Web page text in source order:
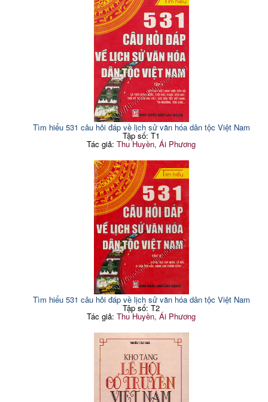
Tìm hiểu 531 câu hỏi đáp về lịch sử văn hóa dân tộc Việt Nam
Tập số: T1
Tác giả:Thu Huyền, Ái Phương
Tìm hiểu 531 câu hỏi đáp về lịch sử văn hóa dân tộc Việt Nam
Tập số: T2
Tác giả:Thu Huyền, Ái Phương